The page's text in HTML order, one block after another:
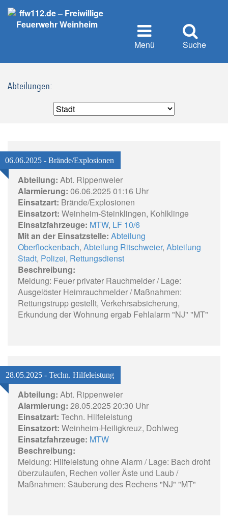
Menü Suche
Abteilungen:
06.06.2025 - Brände/Explosionen
Abteilung: Abt. Rippenweier
Alarmierung: 06.06.2025 01:16 Uhr
Einsatzart: Brände/Explosionen
Einsatzort: Weinheim-Steinklingen, Kohlklinge
Einsatzfahrzeuge: MTW, LF 10/6
Mit an der Einsatzstelle: Abteilung
Oberflockenbach, Abteilung Ritschweier, Abteilung
Stadt, Polizei, Rettungsdienst
Beschreibung:
Meldung: Feuer privater Rauchmelder / Lage:
Ausgelöster Heimrauchmelder / Maßnahmen:
Rettungstrupp gestellt, Verkehrsabsicherung,
Erkundung der Wohnung ergab Fehlalarm "NJ" "MT"
28.05.2025 - Techn. Hilfeleistung
Abteilung: Abt. Rippenweier
Alarmierung: 28.05.2025 20:30 Uhr
Einsatzart: Techn. Hilfeleistung
Einsatzort: Weinheim-Heiligkreuz, Dohlweg
Einsatzfahrzeuge: MTW
Beschreibung:
Meldung: Hilfeleistung ohne Alarm / Lage: Bach droht
überzulaufen, Rechen voller Äste und Laub /
Maßnahmen: Säuberung des Rechens "NJ" "MT"